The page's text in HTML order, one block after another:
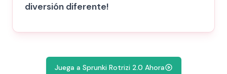
diversión diferente!
Juega a Sprunki Rotrizi 2.0 Ahora